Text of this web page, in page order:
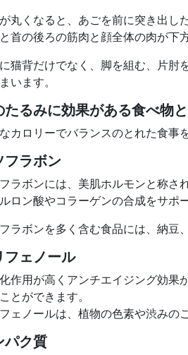
丸くなると、あごを前に突き出し
首の後ろの筋肉と顔全体の肉が下
猫背だけでなく、脚を組む、片肘
います。
たるみに効果がある食べ物
カロリーでバランスのとれた食事
フラボン
ラボンには、美肌ホルモンと称さ
ロン酸やコラーゲンの合成をサポ
ラボンを多く含む食品には、納豆
フェノール
作用が高くアンチエイジング効果
とができます。
ェノールは、植物の色素や渋みの
パク質